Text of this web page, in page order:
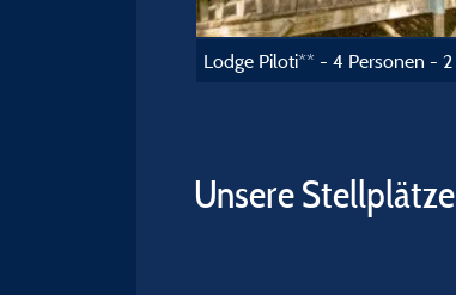
Unsere Stellplätze